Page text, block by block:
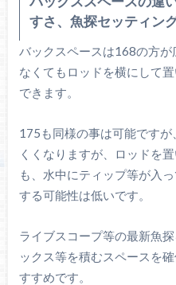
すさ、魚探セッティン
バックスペースは168の方
なくてもロッドを横にして
できます。
175も同様の事は可能です
くくなりますが、ロッドを
も、水中にティップ等が入
する可能性は低いです。
ライブスコープ等の最新魚
ックス等を積むスペースを
すすめです。